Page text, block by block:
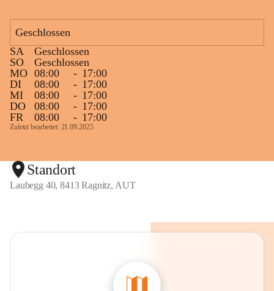
Geschlossen
SA
Geschlossen
SO
Geschlossen
MO 08:00 - 17:00
DI
08:00 - 17:00
MI
08:00 - 17:00
DO
08:00 - 17:00
FR
08:00 - 17:00
Zuletzt bearbeitet: 21.09.2025
Standort
Laubegg 40, 8413 Ragnitz, AUT